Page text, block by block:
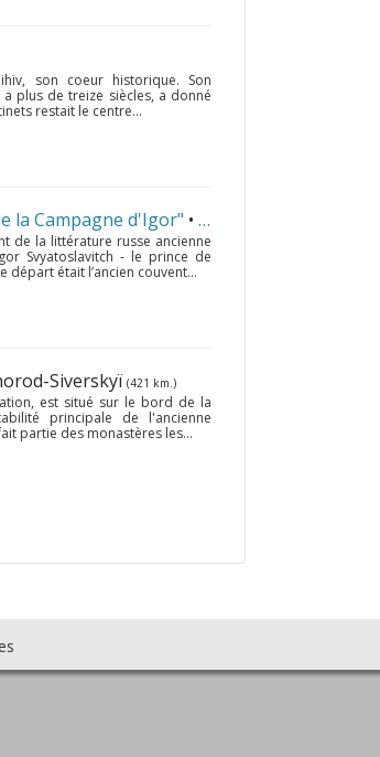
son coeur historique. Son
plus de treize siècles, a donné
restait le centre...
la Campagne d'Igor" • Novhorod-Siverskyï
de la littérature russe ancienne
Svyatoslavitch - le prince de
était l’ancien couvent...
Siverskyï (421 km.)
est situé sur le bord de la
principale de l'ancienne
partie des monastères les...